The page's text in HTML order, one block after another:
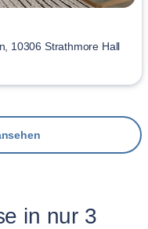
10306 Strathmore Hall
in nur 3